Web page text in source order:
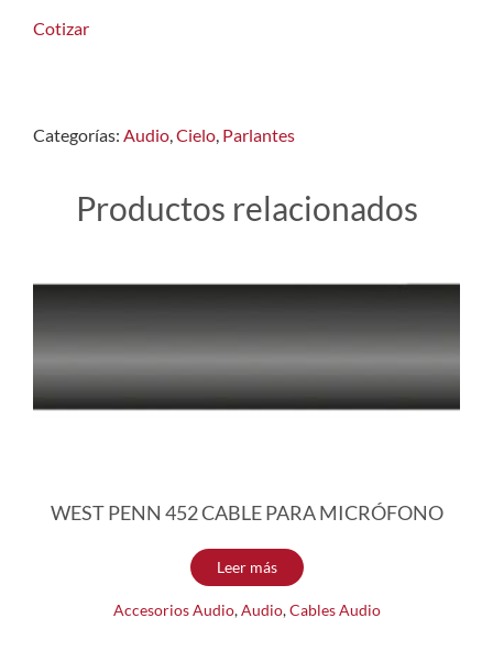
Cotizar
Categorías: Audio,Cielo, Parlantes
Productos relacionados
WEST PENN 452 CABLE PARA MICRÓFONO
Leer más
Accesorios Audio,Audio,Cables Audio